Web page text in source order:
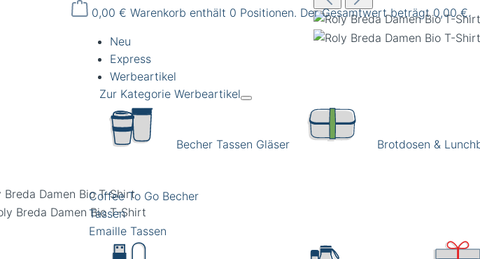
0,00 € Warenkorb enthält 0 Positionen. Der Gesamtwert beträgt 0,00 €.
Neu
Express
Werbeartikel
Zur Kategorie Werbeartikel
Becher Tassen Gläser
Coffee To Go Becher
Tassen
Emaille Tassen
Brotdosen &
Breda Damen Bio T-Shirt